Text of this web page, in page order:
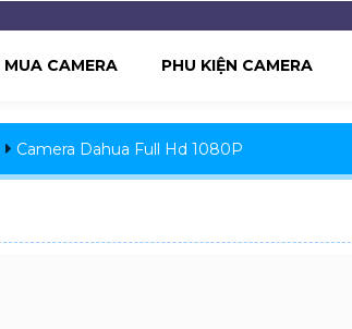
MUA CAMERA PHU KIỆN CAMERA
Camera Dahua Full Hd 1080P